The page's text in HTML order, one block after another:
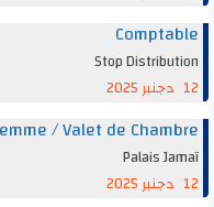
Stop
Femme / Valet de
Palais